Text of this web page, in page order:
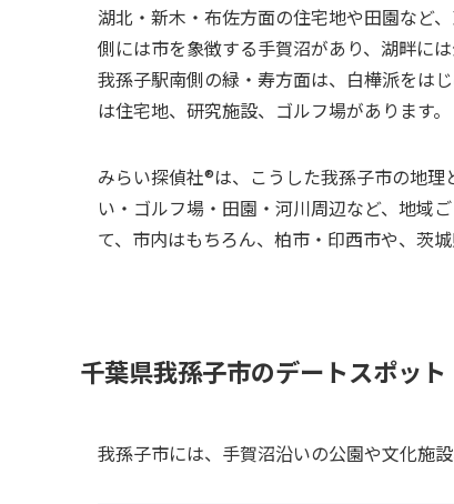
湖北・新木・布佐方面の住宅地や田園など
側には市を象徴する手賀沼があり、湖畔に
我孫子駅南側の緑・寿方面は、白樺派をは
は住宅地、研究施設、ゴルフ場があります。
みらい探偵社®︎は、こうした我孫子市の地
い・ゴルフ場・田園・河川周辺など、地域
て、市内はもちろん、柏市・印西市や、茨
千葉県我孫子市のデートスポッ
我孫子市には、手賀沼沿いの公園や文化施